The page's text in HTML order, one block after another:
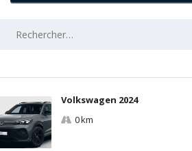
RECHERCHER :
Volkswagen 2024
0 km